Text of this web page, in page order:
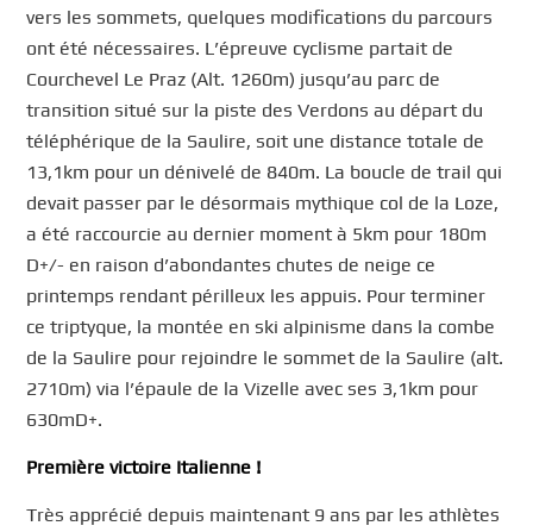
vers les sommets, quelques modifications du parcours
ont été nécessaires. L’épreuve cyclisme partait de
Courchevel Le Praz (Alt. 1260m) jusqu’au parc de
transition situé sur la piste des Verdons au départ du
téléphérique de la Saulire, soit une distance totale de
13,1km pour un dénivelé de 840m. La boucle de trail qui
devait passer par le désormais mythique col de la Loze,
a été raccourcie au dernier moment à 5km pour 180m
D+/- en raison d’abondantes chutes de neige ce
printemps rendant périlleux les appuis. Pour terminer
ce triptyque, la montée en ski alpinisme dans la combe
de la Saulire pour rejoindre le sommet de la Saulire (alt.
2710m) via l’épaule de la Vizelle avec ses 3,1km pour
630mD+.
Première victoire Italienne !
Très apprécié depuis maintenant 9 ans par les athlètes